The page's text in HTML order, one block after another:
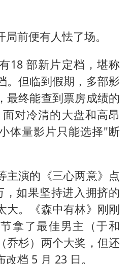
前便有人怯了场。
18 部新片定档，堪称
。但临到假期，多部影
最终能查到票房成绩的
对冷清的大盘和高昂
体量影片只能选择"断
主演的《三心两意》点
，如果坚持进入拥挤的
大。《森中有林》刚刚
拿了最佳男主（于和
乔杉）两个大奖，但还
档 5 月 23 日。